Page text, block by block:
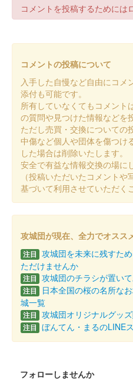
30枚限定
箕輪城 登城記念証
販売終了
15枚限定
箕輪城 登城記念証
代城主家紋
販売終了
箕輪城 登城記念証
販売終了
15枚限定
箕輪城 御城印
コメントを投稿するためには
コメントの投稿について
入手した自慢など自由にコメ
添付も可能です。
所有していなくてもコメント
の質問や見つけた情報などを
ただし売買・交換についての
中傷など個人や団体を傷つけ
した場合は削除いたします。
安全で有益な情報交換の場に
（投稿いただいたコメントや
基づいて利用させていただく
攻城団が現在、全力でオスス
注目 攻城団を未来に残すた
ただけませんか
注目 攻城団のチラシが置い
注目
日本全国の桜の名所な
城一覧
注目 攻城団オリジナルグッズ
注目 ぼんてん・まるのLINE
フォローしませんか